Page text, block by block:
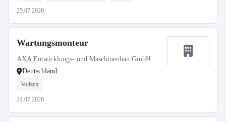
25.07.2026
Wartungsmonteur
AXA Entwicklungs- und Maschinenbau GmbH
Deutschland
Vollzeit
24.07.2026